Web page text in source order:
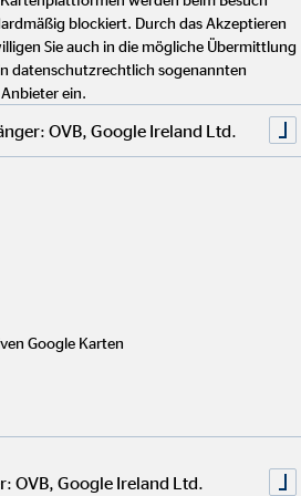
(DSGVO), auf deren Basis wir
verarbeiten, mit. Bitte beachten
Regelungen der DSGVO die
in Ihrem bzw. unserem
können.
1 S. 1 lit. a DSGVO)
ihre Einwilligung in die Verarbeitung
mehrere bestimmte Zwecke
vorvertragliche Anfragen (Art. 6
dessen Vertragspartei die
erfolgen.
blockiert. Durch das Akzeptieren
Sie auch in die mögliche Übermittlung
datenschutzrechtlich sogenannten
ein.
OVB, Google Ireland Ltd.
Google Karten
OVB, Google Ireland Ltd.